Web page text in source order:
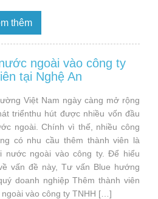
thêm
ngoài vào công ty
tại Nghệ An
Việt Nam ngày càng mở rộng
triểnthu hút được nhiều vốn đầu
ngoài. Chính vì thế, nhiều công
có nhu cầu thêm thành viên là
nước ngoài vào công ty. Để hiểu
vấn đề này, Tư vấn Blue hướng
doanh nghiệp Thêm thành viên
vào công ty TNHH […]